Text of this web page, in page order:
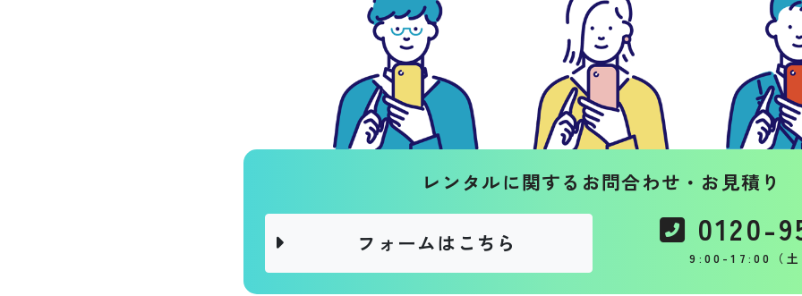
レンタルに関するお問合わせ・お見積り
フォームはこちら 0120-
9:00-17:00（土